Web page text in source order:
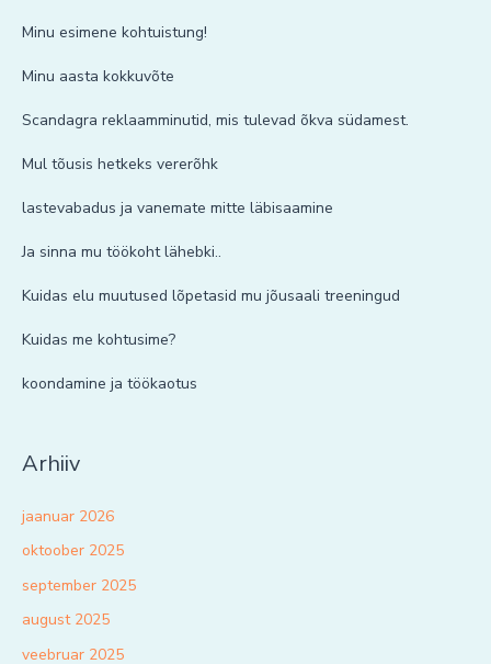
Minu esimene kohtuistung!
Minu aasta kokkuvõte
Scandagra reklaamminutid, mis tulevad õkva südamest.
Mul tõusis hetkeks vererõhk
lastevabadus ja vanemate mitte läbisaamine
Ja sinna mu töökoht lähebki..
Kuidas elu muutused lõpetasid mu jõusaali treeningud
Kuidas me kohtusime?
koondamine ja töökaotus
Arhiiv
jaanuar 2026
oktoober 2025
september 2025
august 2025
veebruar 2025